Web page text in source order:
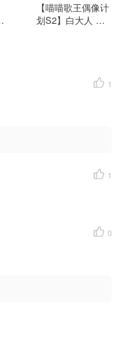
【喵喵歌王偶像计
划S2】白大人 被
1
1
0